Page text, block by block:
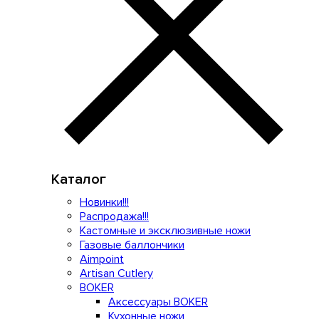
Каталог
Новинки!!!
Распродажа!!!
Кастомные и эксклюзивные ножи
Газовые баллончики
Aimpoint
Artisan Cutlery
BOKER
Аксессуары BOKER
Кухонные ножи